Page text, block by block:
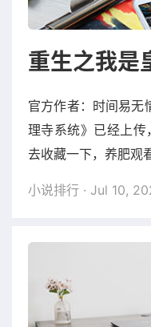
重生之我是
官方作者：时间易无情 小说简介：【新书《穿越
理寺系统》已经上
去收藏一下，养肥观
小说排行 · Jul 10,